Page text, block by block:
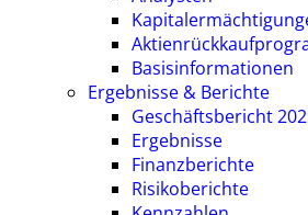
Basisinformationen
Ergebnisse & Berichte
Geschäftsbericht
Ergebnisse
Finanzberichte
Risikoberichte